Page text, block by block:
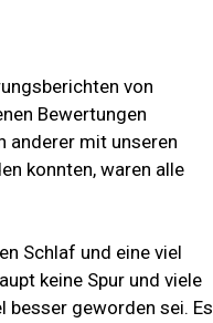
von
Bewertungen
anderer mit unseren
konnten, waren alle
Schlaf und eine viel
keine Spur und viele
besser geworden sei. Es